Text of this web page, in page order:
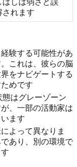
ばしば弱さと誤
されます
験する可能性があ
これは、彼らの脳
をナビゲートする
めです
はグレーゾーン
、一部の活動家は
ます
よって異なりま
あり、別の環境で